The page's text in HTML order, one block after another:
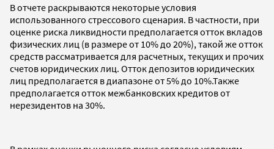
В отчете раскрываются некоторые условия
использованного стрессового сценария. В частности, при
оценке риска ликвидности предполагается отток вкладов
физических лиц (в размере от 10% до 20%), такой же отток
средств рассматривается для расчетных, текущих и прочих
счетов юридических лиц. Отток депозитов юридических
лиц предполагается в диапазоне от 5% до 10%.Также
предполагается отток межбанковских кредитов от
нерезидентов на 30%.